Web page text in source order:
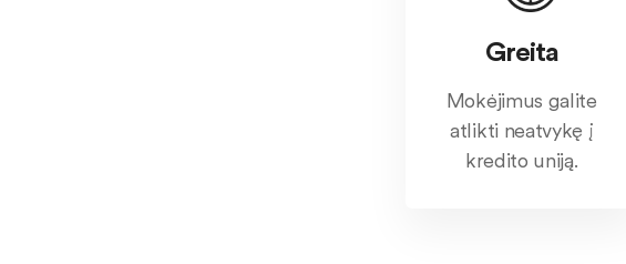
Greita
Mokėjimus galite
atlikti neatvykę į
kredito uniją.